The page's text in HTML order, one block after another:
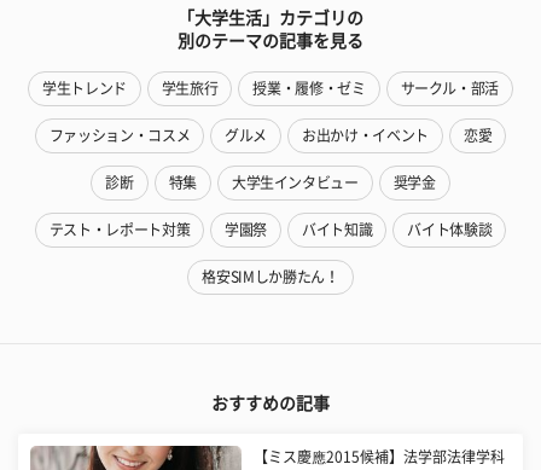
「大学生活」カテゴリの
別のテーマの記事を見る
学生トレンド 学生旅行 授業・履修・ゼミ サークル・部活
ファッション・コスメ グルメ お出かけ・イベント 恋愛
診断 特集 大学生インタビュー 奨学金
テスト・レポート対策 学園祭 バイト知識 バイト体験談
格安SIMしか勝たん！
おすすめの記事
【ミス慶應2015候補】法学部法律学科